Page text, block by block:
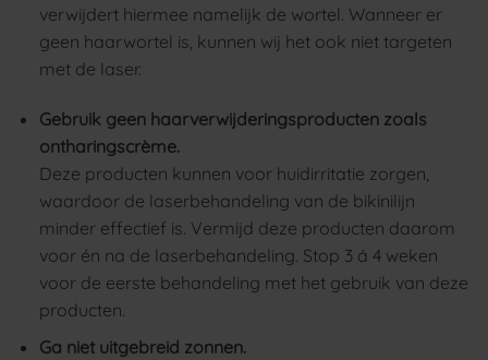
verwijdert hiermee namelijk de wortel. Wanneer er
geen haarwortel is, kunnen wij het ook niet targeten
met de laser.
Gebruik geen haarverwijderingsproducten zoals
ontharingscrème.
Deze producten kunnen voor huidirritatie zorgen,
waardoor de laserbehandeling van de bikinilijn
minder effectief is. Vermijd deze producten daarom
voor én na de laserbehandeling. Stop 3 á 4 weken
voor de eerste behandeling met het gebruik van deze
producten.
Ga niet uitgebreid zonnen.